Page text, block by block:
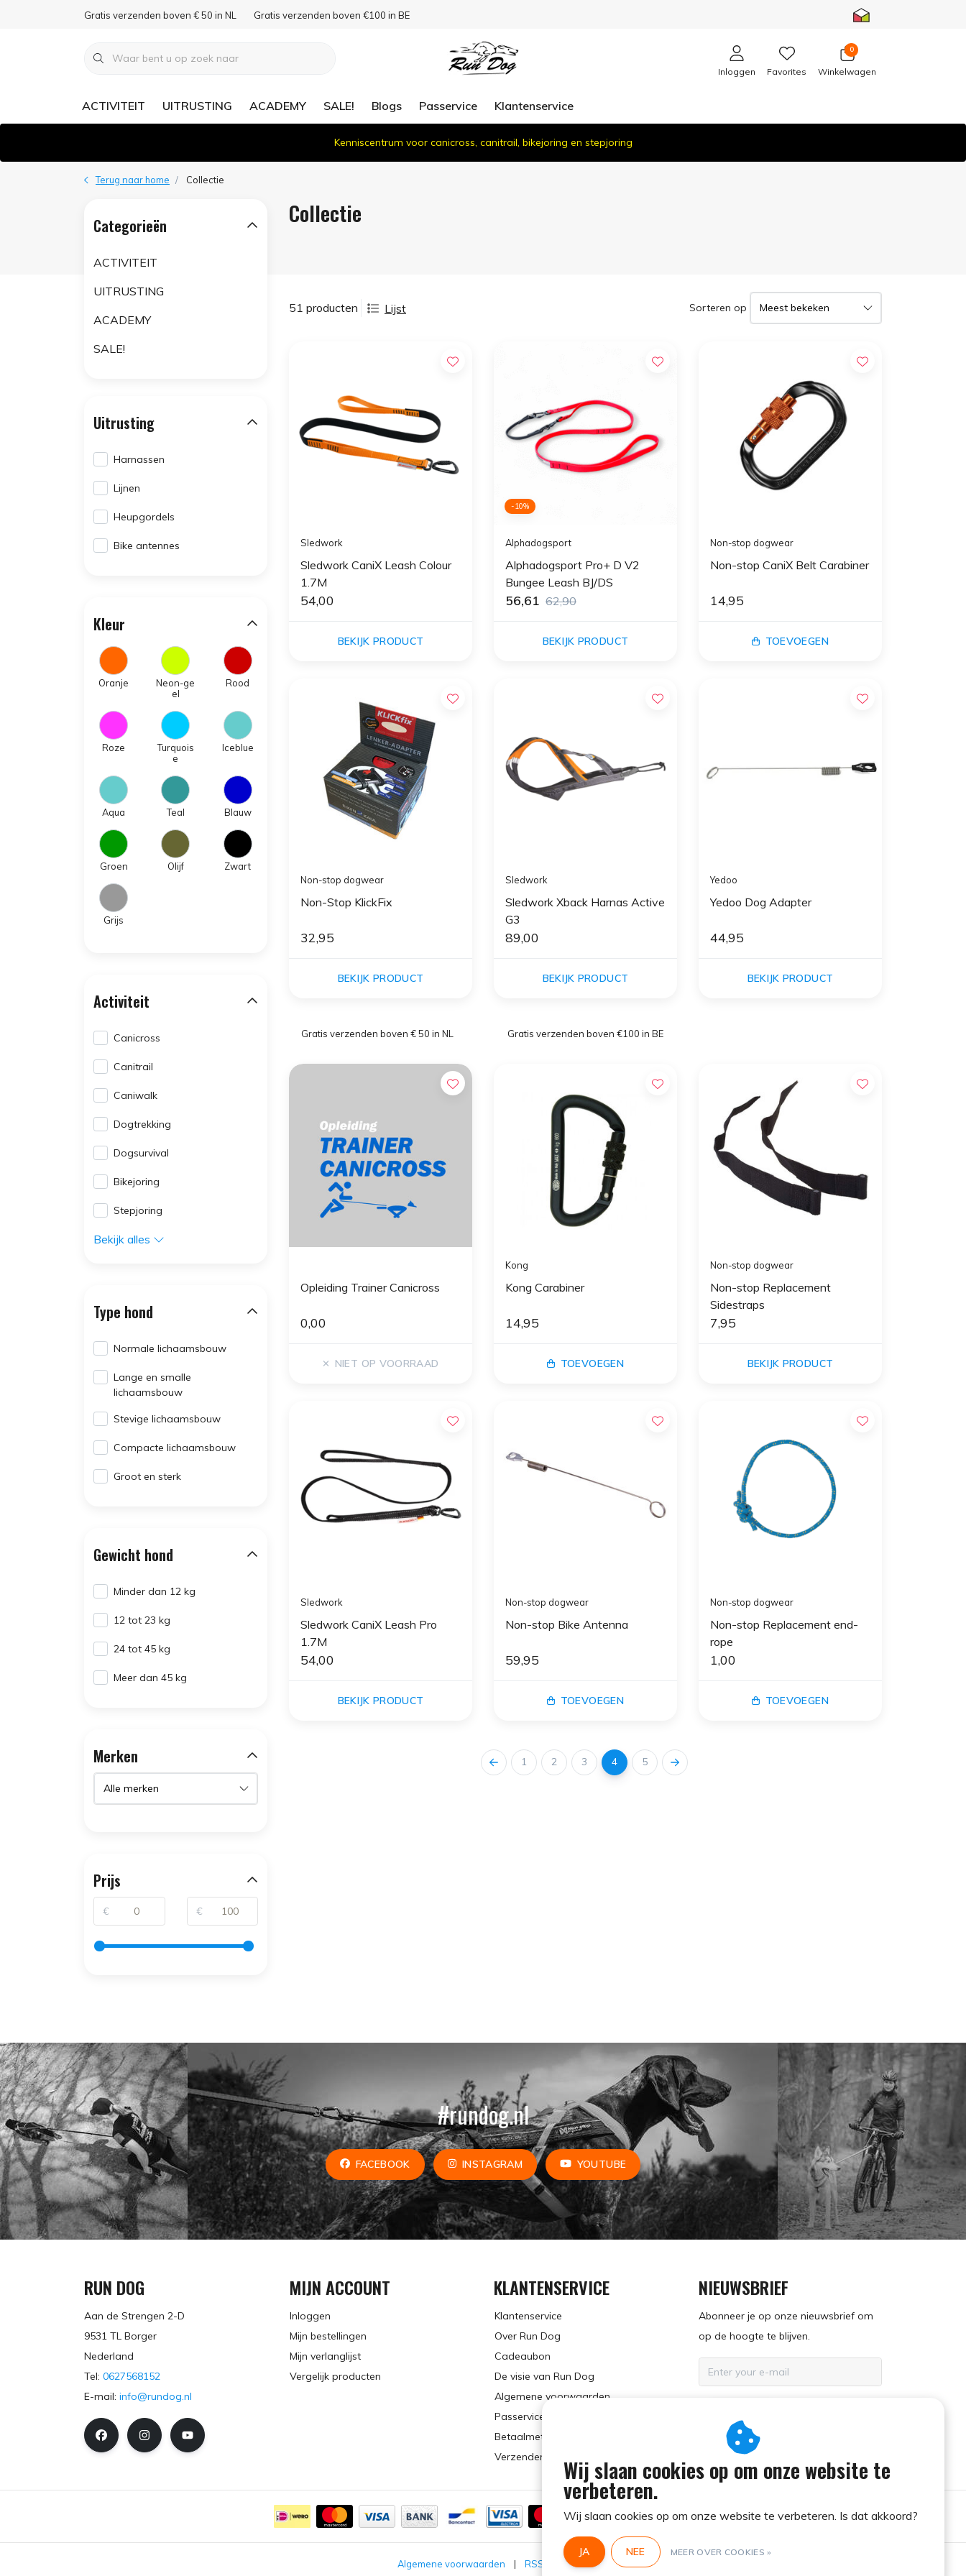
Gratis verzenden boven € 50 in NL Gratis verzenden boven €100 in BE
Inloggen Favorites
0
Winkelwagen
ACTIVITEIT UITRUSTING ACADEMY SALE! Blogs Passervice Klantenservice
Kenniscentrum voor canicross, canitrail, bikejoring en stepjoring
Terug naar home Collectie
Collectie
51 producten Lijst Sorteren op
Sledwork
Sledwork CaniX Leash Colour
1.7M
54,00
BEKIJK PRODUCT
-10%
Alphadogsport
Alphadogsport Pro+ D V2
Bungee Leash BJ/DS
56,61 62,90
BEKIJK PRODUCT
Non-stop dogwear
Non-stop CaniX Belt Carabiner
14,95
TOEVOEGEN
Non-stop dogwear
Non-Stop KlickFix
32,95
BEKIJK PRODUCT
Sledwork
Sledwork Xback Harnas Active
G3
89,00
BEKIJK PRODUCT
Yedoo
Yedoo Dog Adapter
44,95
BEKIJK PRODUCT
Gratis verzenden boven € 50 in NL Gratis verzenden boven €100 in BE
Opleiding Trainer Canicross
0,00
NIET OP VOORRAAD
Kong
Kong Carabiner
14,95
TOEVOEGEN
Non-stop dogwear
Non-stop Replacement
Sidestraps
7,95
BEKIJK PRODUCT
Sledwork
Sledwork CaniX Leash Pro
1.7M
54,00
BEKIJK PRODUCT
Non-stop dogwear
Non-stop Bike Antenna
59,95
TOEVOEGEN
Non-stop dogwear
Non-stop Replacement end-
rope
1,00
TOEVOEGEN
1 2 3 4 5
Categorieën
ACTIVITEIT
UITRUSTING
ACADEMY
SALE!
Uitrusting
Harnassen
Lijnen
Heupgordels
Bike antennes
Kleur
Oranje
Neon-ge
el
Rood
Roze
Turquois
e
Iceblue
Aqua Teal Blauw
Groen Olijf Zwart
Grijs
Activiteit
Canicross
Canitrail
Caniwalk
Dogtrekking
Dogsurvival
Bikejoring
Stepjoring
Bekijk alles
Type hond
Normale lichaamsbouw
Lange en smalle
lichaamsbouw
Stevige lichaamsbouw
Compacte lichaamsbouw
Groot en sterk
Gewicht hond
Minder dan 12 kg
12 tot 23 kg
24 tot 45 kg
Meer dan 45 kg
Merken
Prijs
€ €
#rundog.nl
FACEBOOK INSTAGRAM YOUTUBE
RUN DOG
Aan de Strengen 2-D
9531 TL Borger
Nederland
Tel: 0627568152
E-mail: info@rundog.nl
MIJN ACCOUNT
Inloggen
Mijn bestellingen
Mijn verlanglijst
Vergelijk producten
KLANTENSERVICE
Klantenservice
Over Run Dog
Cadeaubon
De visie van Run Dog
Algemene voorwaarden
Passervice op afspraak
Betaalmethoden
Verzenden, Ruilen & Retourneren
NIEUWSBRIEF
Abonneer je op onze nieuwsbrief om
op de hoogte te blijven.
Algemene voorwaarden | RSS Feed
Wij slaan cookies op om onze website te
verbeteren.
Wij slaan cookies op om onze website te verbeteren. Is dat akkoord?
JA NEE MEER OVER COOKIES »